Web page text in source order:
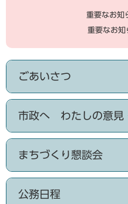
重要なお知
重要なお知
ごあいさつ
市政へ わたしの意見
まちづくり懇談会
公務日程